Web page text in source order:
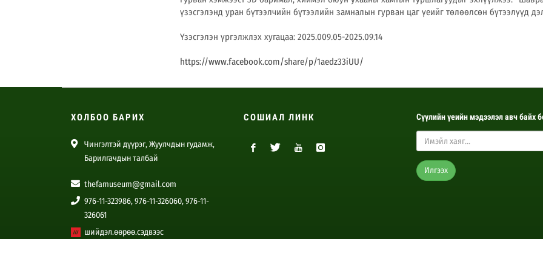
үзэсгэлэнд уран бүтээлчийн бүтээлийн замналын гурван цаг үеийг төлөөлсөн бүтээлүүд
Үзэсгэлэн үргэлжлэх хугацаа: 2025.009.05-2025.09.14
https://www.facebook.com/share/p/1aedz33iUU/
ХОЛБОО БАРИХ
Чингэлтэй дүүрэг, Жуулчдын гудамж,
Барилгачдын талбай
thefamuseum@gmail.com
976-11-323986, 976-11-326060, 976-11-
326061
шийдэл.өөрөө.сэдвээс
СОШИАЛ ЛИНК Сүүлийн үеийн мэдээлэл авч байх
Илгээх